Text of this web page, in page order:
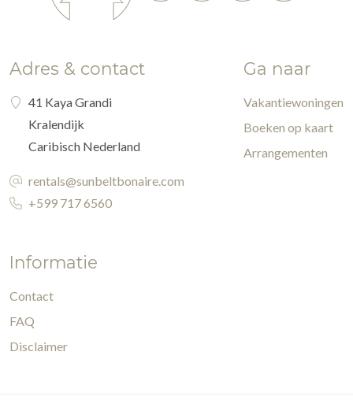
Adres & contact
41 Kaya Grandi
Kralendijk
Caribisch Nederland
rentals@sunbeltbonaire.com
+599 717 6560
Ga naar
Vakantiewoningen
Boeken op kaart
Arrangementen
Informatie
Contact
FAQ
Disclaimer